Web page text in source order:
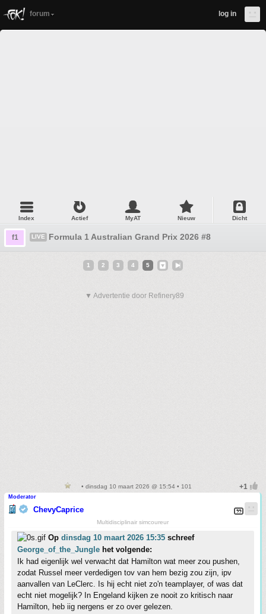
forum log in
Index Actief MyAT Nieuw Dicht
f1 LIVE Formula 1 Australian Grand Prix 2026 #8
1 2 3 4 5
▼ Advertentie door Refinery89
• dinsdag 10 maart 2026 @ 15:54 • 101
Moderator
ChevyCaprice
Multidisciplinair simcoureur
Op dinsdag 10 maart 2026 15:35 schreef
George_of_the_Jungle het volgende:
Ik had eigenlijk wel verwacht dat Hamilton wat meer zou pushen,
zodat Russel meer verdedigen tov van hem bezig zou zijn, ipv
aanvallen van LeClerc. Is hij echt niet zo'n teamplayer, of was dat
echt niet mogelijk? In Engeland kijken ze nooit zo kritisch naar
Hamilton, heb iig nergens er zo over gelezen.